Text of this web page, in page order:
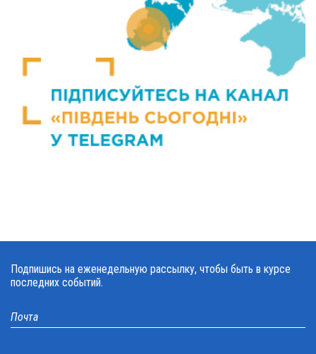
Подпишись на еженедельную рассылку, чтобы быть в курсе
последних событий.